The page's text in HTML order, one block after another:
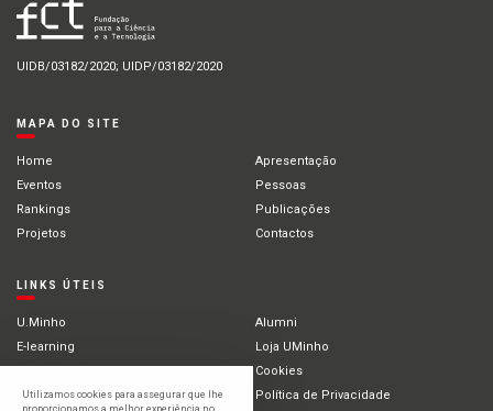
UIDB/03182/2020; UIDP/03182/2020
MAPA DO SITE
Home
Apresentação
Eventos
Pessoas
Rankings
Publicações
Projetos
Contactos
LINKS ÚTEIS
U.Minho
Alumni
E-learning
Loja UMinho
Cookies
Intranet
Política de Privacidade
Utilizamos cookies para assegurar que lhe
proporcionamos a melhor experiência no